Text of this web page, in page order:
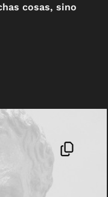
cosas, sino